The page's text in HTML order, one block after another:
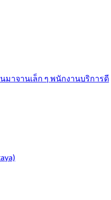
มาจานเล็ก ๆ พนักงานบริการดี